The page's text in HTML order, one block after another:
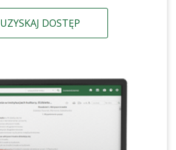
UZYSKAJ DOSTĘP